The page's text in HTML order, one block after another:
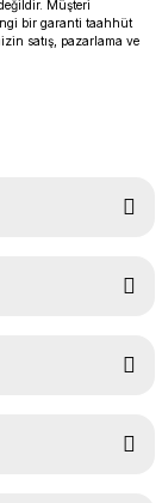
Müşteri
bir garanti taahhüt
satış, pazarlama ve